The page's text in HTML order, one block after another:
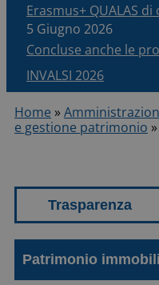
Erasmus+ QUALAS
5 Giugno 2026
Concluse anche le
INVALSI 2026
Home »
e gestione patrimonio »
Patrimonio